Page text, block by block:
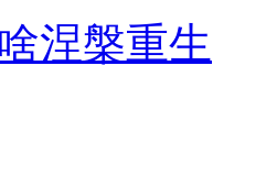
涅槃重生